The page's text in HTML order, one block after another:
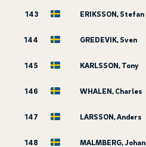
143 ERIKSSON, Stefan
144 GREDEVIK, Sven
145 KARLSSON, Tony
146 WHALEN, Charles
147 LARSSON, Anders
148 MALMBERG, Johan